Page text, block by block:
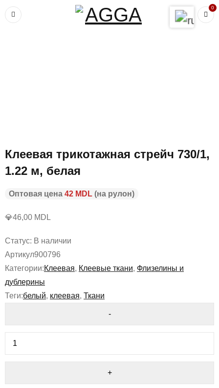
0
Клеевая трикотажная стрейч 730/1,
1.22 м, белая
Оптовая цена 42 MDL (на рулон)
💎46,00 MDL
Статус: В наличии
Артикул900796
Категории:Клеевая, Клеевые ткани, Флизелины и
дублерины
Теги:белый, клеевая, Ткани
ЭкоКожа стрейч ЭкоКожа Принт